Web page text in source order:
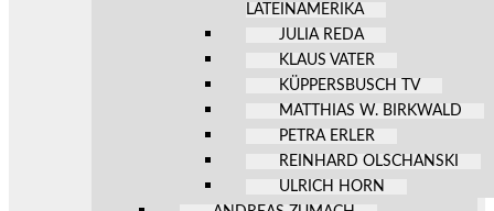
LATEINAMERIKA
JULIA REDA
KLAUS VATER
KÜPPERSBUSCH TV
MATTHIAS W. BIRKWALD
PETRA ERLER
REINHARD OLSCHANSKI
ULRICH HORN